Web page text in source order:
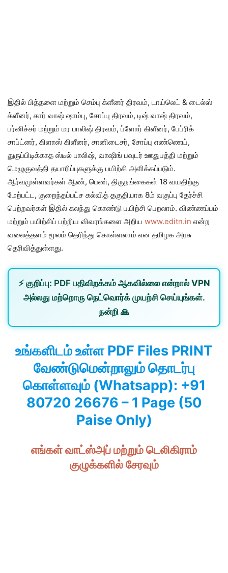
இதில் பித்தளை மற்றும் செம்பு க்ளீனர் திரவம், டாய்லெட் & டைல்ஸ்
க்ளீனர், கார் வாஷ் ஷாம்பு, சோப்பு திரவம், டிஷ் வாஷ் திரவம்,
பர்னிச்சர் மற்றும் மர பாலிஷ் திரவம், ப்ளோர் கிளீனர், பேப்ரிக்
சாப்ட்னர், கிளாஸ் கிளீனர், சானிடைசர், சோப்பு எண்ணெய்,
துருப்பிடிக்காத ஸ்டீல் பாலிஷ், வாஷிங் பவுடர் ஊதுபத்தி மற்றும்
மெழுகுவத்தி தயாரிப்புகளுக்கு பயிற்சி அளிக்கப்படும்.
ஆர்வமுள்ளவர்கள் ஆண், பெண், திருநங்கைகள் 18 வயதிற்கு
மேற்பட்ட, குறைந்தப்பட்ச கல்வித் தகுதியாக 8ம் வகுப்பு தேர்ச்சி
பெற்றவர்கள் இதில் கலந்து கொண்டு பயிற்சி பெறலாம். விண்ணப்பம்
மற்றும் பயிற்சிப் பற்றிய விவரங்களை அறிய www.editn.in என்ற
வலைத்தளம் மூலம் தெரிந்து கொள்ளலாம் என தமிழக அரசு
தெரிவித்துள்ளது.
⚡ குறிப்பு: PDF பதிவிறக்கம் ஆகவில்லை என்றால் VPN
அல்லது மற்றொரு நெட்வொர்க்முயற்சி செய்யுங்கள்.
நன்றி 🙏
உங்களிடம் உள்ள PDF Files PRINT
வேண்டுமென்றாலும் தொடர்பு
கொள்ளவும் (Whatsapp): +91
80720 26676 – 1 Page (50
Paise Only)
எங்கள் வாட்ஸ்அப் மற்றும் டெலிகிராம்
குழுக்களில் சேரவும்